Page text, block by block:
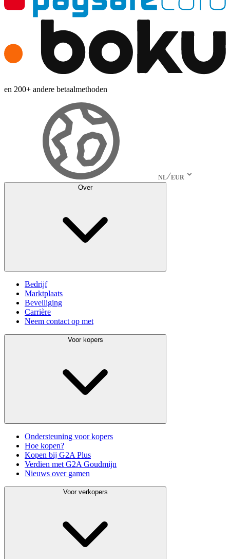
en 200+ andere betaalmethoden
NL EUR
Over
Bedrijf
Marktplaats
Beveiliging
Carrière
Neem contact op met
Voor kopers
Ondersteuning voor kopers
Hoe kopen?
Kopen bij G2A Plus
Verdien met G2A Goudmijn
Nieuws over gamen
Voor verkopers